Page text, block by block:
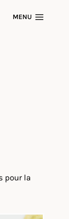
MENU
pour la